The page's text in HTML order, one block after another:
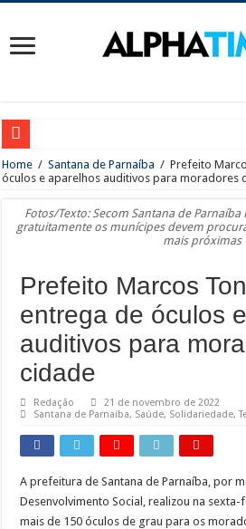
Com apoio do Instituto Motiva e
Evento gratuito celebra o Miraculous Day com
Greve na CPTM: sindicato descumpre
No Dia dos Pais, Shopping Tamboré reúne
SESI Santana de Parnaíba abre inscrições
Santana de Parnaíba terá novo espaço para
Guarda Municipal intensifica combate ao
Cronograma semanal de obras no Rodoanel
Home / Santana de Parnaíba / Prefeito
óculos e aparelhos auditivos para moradores
Fotos/Texto: Secom Santana de
gratuitamente os munícipes devem
mais próximas
Prefeito Marcos
entrega de óculos
auditivos para
cidade
Redação
21 de novembro de 2022
Santana de Parnaíba, Saúde, Solidariedade,
A prefeitura de Santana de Parnaíba, por
Desenvolvimento Social, realizou na
mais de 150 óculos de grau para os